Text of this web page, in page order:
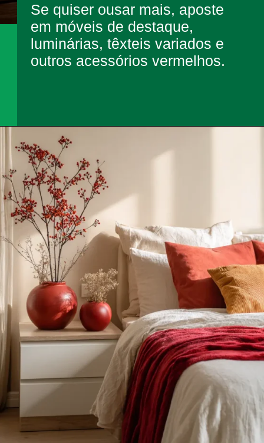
Se quiser ousar mais, aposte
em móveis de destaque,
luminárias, têxteis variados e
outros acessórios vermelhos.